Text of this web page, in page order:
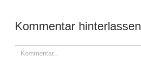
Kommentar hinterlassen